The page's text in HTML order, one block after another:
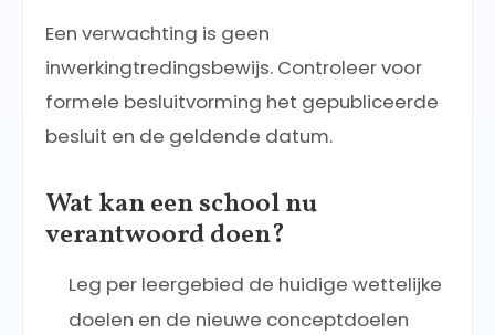
Een verwachting is geen
inwerkingtredingsbewijs. Controleer voor
formele besluitvorming het gepubliceerde
besluit en de geldende datum.
Wat kan een school nu
verantwoord doen?
Leg per leergebied de huidige wettelijke
doelen en de nieuwe conceptdoelen